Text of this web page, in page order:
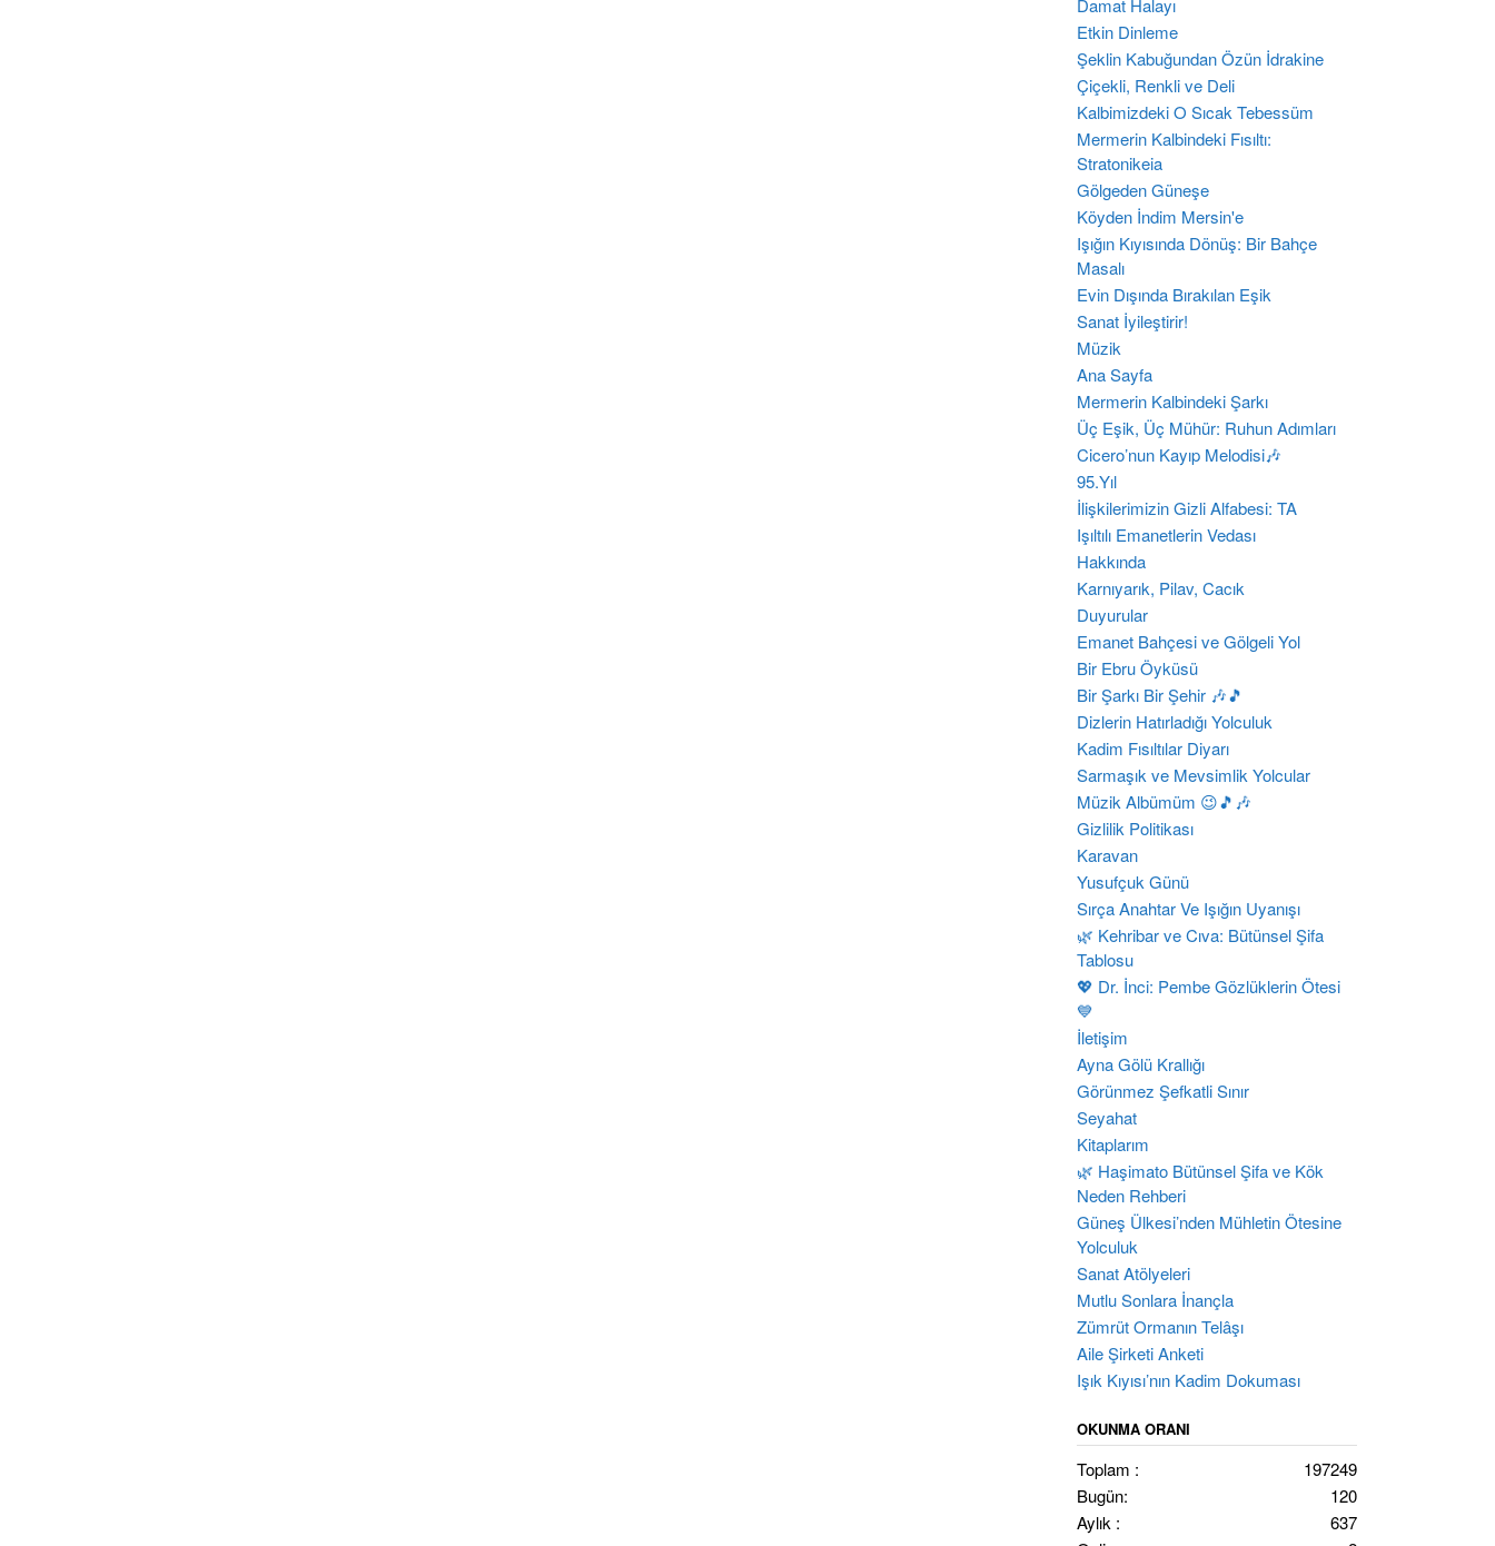
Damat Halayı
Etkin Dinleme
Şeklin Kabuğundan Özün İdrakine
Çiçekli, Renkli ve Deli
Kalbimizdeki O Sıcak Tebessüm
Mermerin Kalbindeki Fısıltı:
Stratonikeia
Gölgeden Güneşe
Köyden İndim Mersin'e
Işığın Kıyısında Dönüş: Bir Bahçe
Masalı
Evin Dışında Bırakılan Eşik
Sanat İyileştirir!
Müzik
Ana Sayfa
Mermerin Kalbindeki Şarkı
Üç Eşik, Üç Mühür: Ruhun Adımları
Cicero’nun Kayıp Melodisi🎶
95.Yıl
İlişkilerimizin Gizli Alfabesi: TA
​Işıltılı Emanetlerin Vedası
Hakkında
Karnıyarık, Pilav, Cacık
Duyurular
Emanet Bahçesi ve Gölgeli Yol
Bir Ebru Öyküsü
Bir Şarkı Bir Şehir 🎶🎵
Dizlerin Hatırladığı Yolculuk
Kadim Fısıltılar Diyarı
Sarmaşık ve Mevsimlik Yolcular
Müzik Albümüm 😉🎵🎶
Gizlilik Politikası
Karavan
Yusufçuk Günü
Sırça Anahtar Ve Işığın Uyanışı
​🌿 Kehribar ve Cıva: Bütünsel Şifa
Tablosu
💖 Dr. İnci: Pembe Gözlüklerin Ötesi
💙
İletişim
Ayna Gölü Krallığı
Görünmez Şefkatli Sınır
Seyahat
Kitaplarım
🌿 Haşimato Bütünsel Şifa ve Kök
Neden Rehberi
Güneş Ülkesi’nden Mühletin Ötesine
Yolculuk
Sanat Atölyeleri
Mutlu Sonlara İnançla
Zümrüt Ormanın Telâşı
Aile Şirketi Anketi
Işık Kıyısı’nın Kadim Dokuması
OKUNMA ORANI
197249
Toplam :
120
Bugün:
637
Aylık :